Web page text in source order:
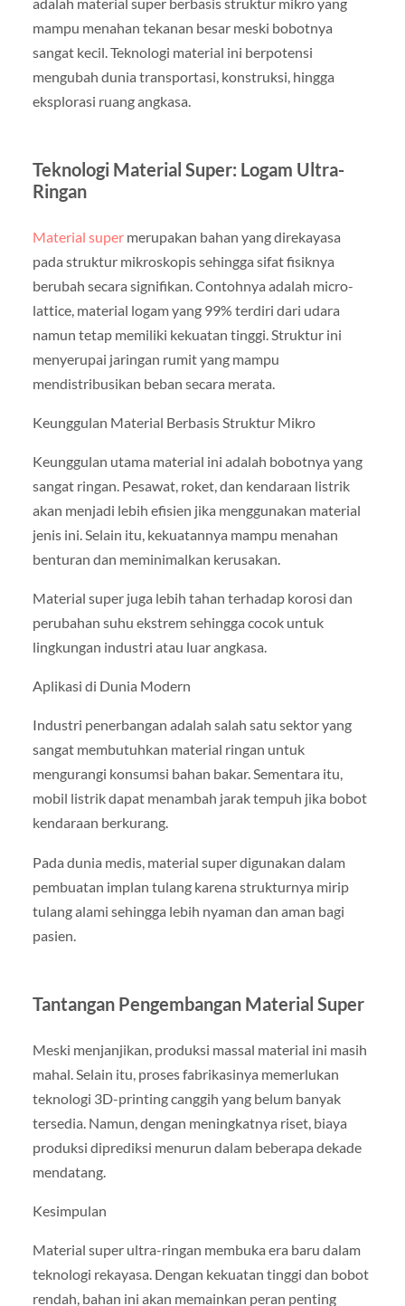
mampu menahan tekanan besar meski bobotnya
sangat kecil. Teknologi material ini berpotensi
mengubah dunia transportasi, konstruksi, hingga
eksplorasi ruang angkasa.
Teknologi Material Super: Logam Ultra-
Ringan
Material supermerupakan bahan yang direkayasa
pada struktur mikroskopis sehingga sifat fisiknya
berubah secara signifikan. Contohnya adalah micro-
lattice, material logam yang 99% terdiri dari udara
namun tetap memiliki kekuatan tinggi. Struktur ini
menyerupai jaringan rumit yang mampu
mendistribusikan beban secara merata.
Keunggulan Material Berbasis Struktur Mikro
Keunggulan utama material ini adalah bobotnya yang
sangat ringan. Pesawat, roket, dan kendaraan listrik
akan menjadi lebih efisien jika menggunakan material
jenis ini. Selain itu, kekuatannya mampu menahan
benturan dan meminimalkan kerusakan.
Material super juga lebih tahan terhadap korosi dan
perubahan suhu ekstrem sehingga cocok untuk
lingkungan industri atau luar angkasa.
Aplikasi di Dunia Modern
Industri penerbangan adalah salah satu sektor yang
sangat membutuhkan material ringan untuk
mengurangi konsumsi bahan bakar. Sementara itu,
mobil listrik dapat menambah jarak tempuh jika bobot
kendaraan berkurang.
Pada dunia medis, material super digunakan dalam
pembuatan implan tulang karena strukturnya mirip
tulang alami sehingga lebih nyaman dan aman bagi
pasien.
Tantangan Pengembangan Material Super
Meski menjanjikan, produksi massal material ini masih
mahal. Selain itu, proses fabrikasinya memerlukan
teknologi 3D-printing canggih yang belum banyak
tersedia. Namun, dengan meningkatnya riset, biaya
produksi diprediksi menurun dalam beberapa dekade
mendatang.
Kesimpulan
Material super ultra-ringan membuka era baru dalam
teknologi rekayasa. Dengan kekuatan tinggi dan bobot
rendah, bahan ini akan memainkan peran penting